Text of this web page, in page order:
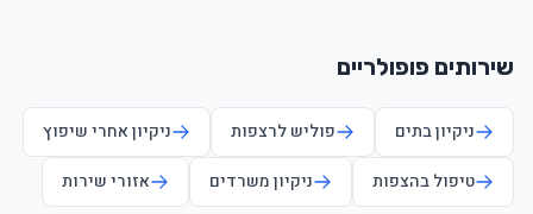
שירותים פופולריים
ניקיון בתים פוליש לרצפות
ניקיון אחרי שיפוץ
טיפול בהצפות
ניקיון משרדים אזורי שירות